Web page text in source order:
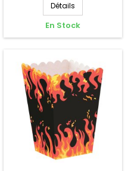
Détails
En Stock